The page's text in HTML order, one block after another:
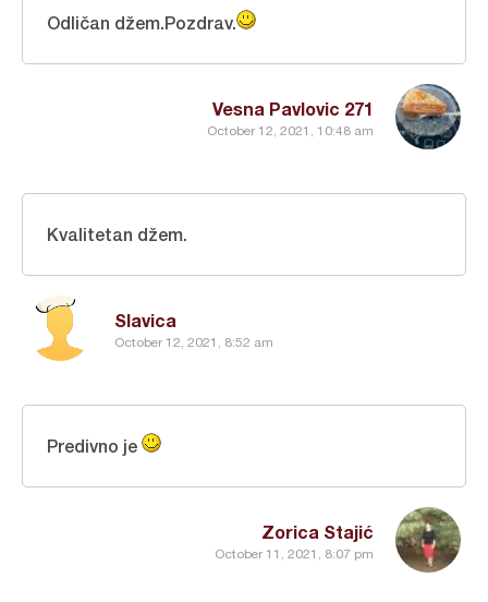
Vesna Pavlovic 271
October 12, 2021, 10:48 am
Odličan džem.Pozdrav.
Slavica
October 12, 2021, 8:52 am
Kvalitetan džem.
Zorica Stajić
October 11, 2021, 8:07 pm
Predivno je